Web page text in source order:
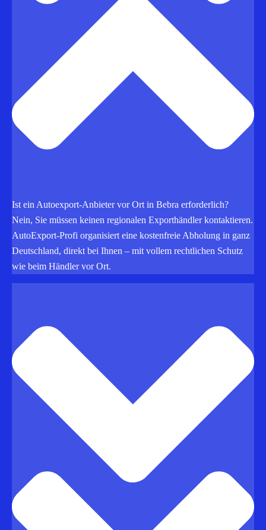
Ist ein Autoexport-Anbieter vor Ort in Bebra erforderlich?
Nein, Sie müssen keinen regionalen Exporthändler kontaktieren.
AutoExport‑Profi organisiert eine kostenfreie Abholung in ganz
Deutschland, direkt bei Ihnen – mit vollem rechtlichen Schutz
wie beim Händler vor Ort.